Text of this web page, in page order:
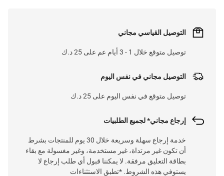
التوصيل القياسي مجاني
توصيل متوقع خلال 1 - 3 أيام عم على 25 د.ك
التوصيل مجاني في نفس اليوم
توصيل متوقع في نفس اليوم على 25 د.ك
إرجاع مجاني* لجميع الطلبيات
خدمة إرجاع سهلة وسريعة خلال 30 يوم للمنتجات بشرط
أن تكون غير مرتداة، غير مستخدمة، وغير مغسولة مع بقاء
بطاقة التعليق مرفقة. لا يمكننا قبول أي طلب إرجاع لا
يستوفي هذه الشروط. *تطبق الاستثناءات